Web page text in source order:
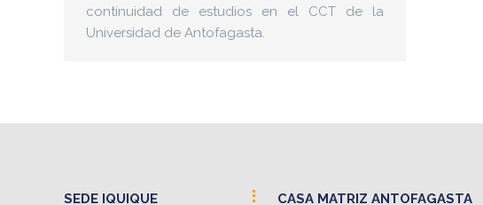
continuidad de estudios en el CCT de la
Universidad de Antofagasta.
SEDE IQUIQUE CASA MATRIZ ANTOFAGASTA